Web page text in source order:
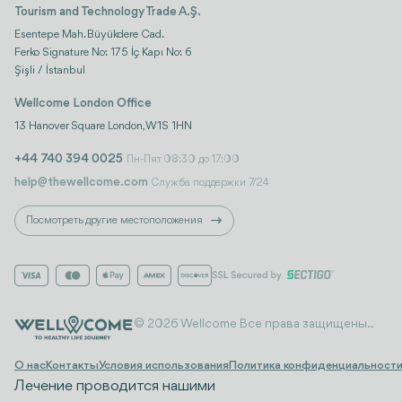
Tourism and Technology Trade A.Ş.
Esentepe Mah. Büyükdere Cad.
Ferko Signature No: 175 İç Kapı No: 6
Şişli / İstanbul
Wellcome London Office
13 Hanover Square London, W1S 1HN
+44 740 394 0025 Пн-Пят 08:30 до 17:00
help@thewellcome.com Служба поддержки 7/24
Посмотреть другие местоположения
© 2026 Wellcome Все права защищены..
О насКонтактыУсловия использования Политика конфиденциальности
Лечение проводится нашими